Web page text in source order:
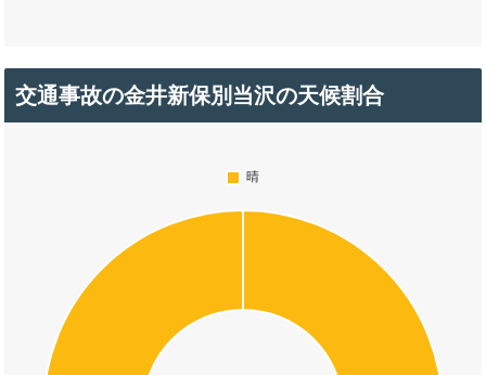
交通事故の金井新保別当沢の天候割合